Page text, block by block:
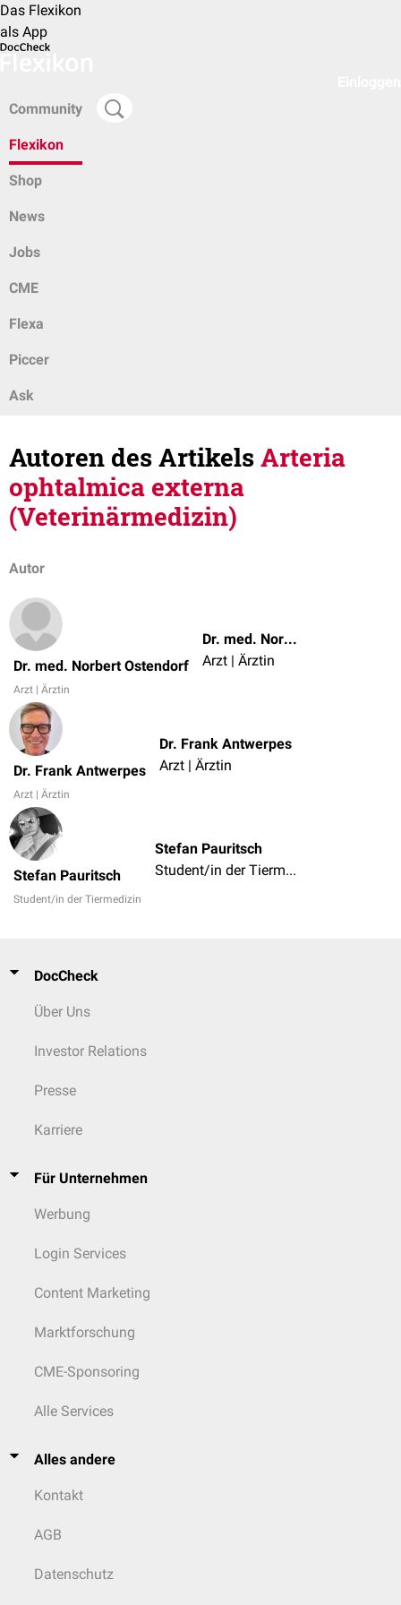
Das Flexikon
als App
Community
Flexikon
Shop
News
Jobs
CME
Flexa
Piccer
Ask
Autoren des ArtikelsArteria
ophtalmica externa
(Veterinärmedizin)
Autor
Dr. med. Norbert Ostendorf
Arzt | Ärztin
Dr. med. Norbert Ostendorf
Arzt | Ärztin
Dr. Frank Antwerpes
Arzt | Ärztin
Dr. Frank Antwerpes
Arzt | Ärztin
Stefan Pauritsch
Student/in der Tiermedizin
Stefan Pauritsch
Student/in der Tiermedizin
DocCheck
Über Uns
Investor Relations
Presse
Karriere
Für Unternehmen
Werbung
Login Services
Content Marketing
Marktforschung
CME-Sponsoring
Alle Services
Alles andere
Kontakt
AGB
Datenschutz